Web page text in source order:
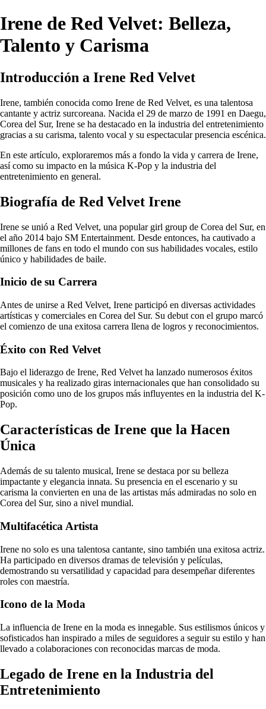
Irene de Red Velvet: Belleza,
Talento y Carisma
Introducción a Irene Red Velvet
Irene, también conocida como Irene de Red Velvet, es una talentosa
cantante y actriz surcoreana. Nacida el 29 de marzo de 1991 en Daegu,
Corea del Sur, Irene se ha destacado en la industria del entretenimiento
gracias a su carisma, talento vocal y su espectacular presencia escénica.
En este artículo, exploraremos más a fondo la vida y carrera de Irene,
así como su impacto en la música K-Pop y la industria del
entretenimiento en general.
Biografía de Red Velvet Irene
Irene se unió a Red Velvet, una popular girl group de Corea del Sur, en
el año 2014 bajo SM Entertainment. Desde entonces, ha cautivado a
millones de fans en todo el mundo con sus habilidades vocales, estilo
único y habilidades de baile.
Inicio de su Carrera
Antes de unirse a Red Velvet, Irene participó en diversas actividades
artísticas y comerciales en Corea del Sur. Su debut con el grupo marcó
el comienzo de una exitosa carrera llena de logros y reconocimientos.
Éxito con Red Velvet
Bajo el liderazgo de Irene, Red Velvet ha lanzado numerosos éxitos
musicales y ha realizado giras internacionales que han consolidado su
posición como uno de los grupos más influyentes en la industria del K-
Pop.
Características de Irene que la Hacen
Única
Además de su talento musical, Irene se destaca por su belleza
impactante y elegancia innata. Su presencia en el escenario y su
carisma la convierten en una de las artistas más admiradas no solo en
Corea del Sur, sino a nivel mundial.
Multifacética Artista
Irene no solo es una talentosa cantante, sino también una exitosa actriz.
Ha participado en diversos dramas de televisión y películas,
demostrando su versatilidad y capacidad para desempeñar diferentes
roles con maestría.
Icono de la Moda
La influencia de Irene en la moda es innegable. Sus estilismos únicos y
sofisticados han inspirado a miles de seguidores a seguir su estilo y han
llevado a colaboraciones con reconocidas marcas de moda.
Legado de Irene en la Industria del
Entretenimiento